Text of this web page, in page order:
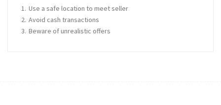
Use a safe location to meet seller
Avoid cash transactions
Beware of unrealistic offers